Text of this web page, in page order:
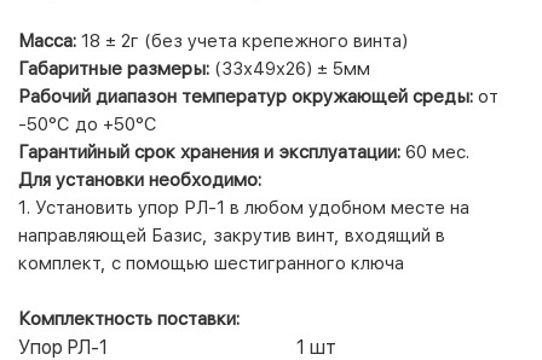
Масса: 18 ± 2г (без учета крепежного винта)
Габаритные размеры: (33x49x26) ± 5мм
Рабочий диапазон температур окружающей среды: от
-50°С до +50°С
Гарантийный срок хранения и эксплуатации: 60 мес.
Для установки необходимо:
1. Установить упор РЛ-1 в любом удобном месте на
направляющей Базис, закрутив винт, входящий в
комплект, с помощью шестигранного ключа
Комплектность поставки:
Упор РЛ-1
1 шт